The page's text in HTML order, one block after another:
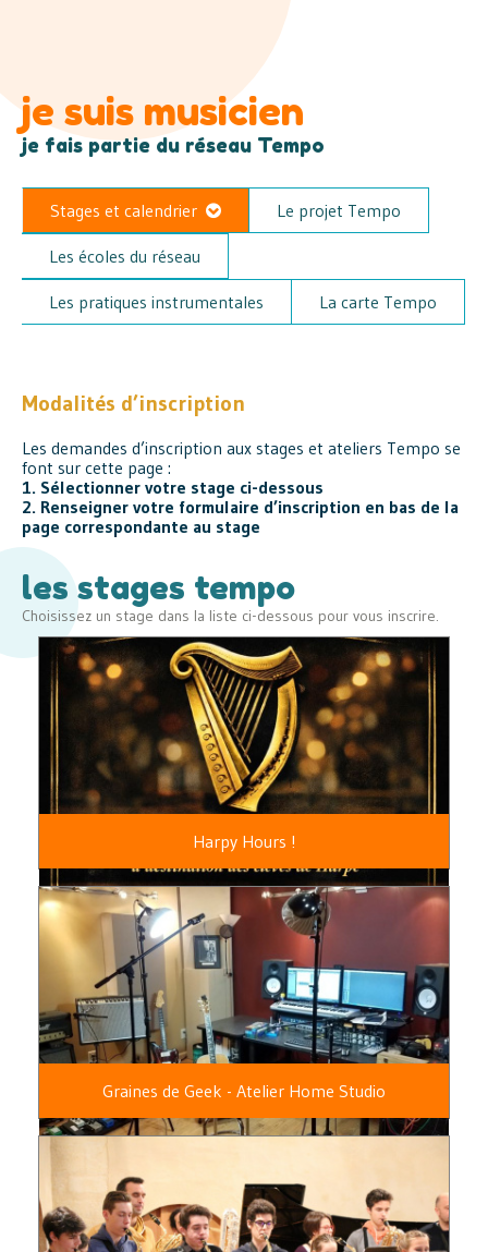
je suis musicien
je fais partie du réseau Tempo
Stages et calendrier Le projet Tempo
Les écoles du réseau
Les pratiques instrumentales La carte Tempo
Modalités d’inscription
Les demandes d’inscription aux stages et ateliers Tempo se
font sur cette page :
1. Sélectionner votre stage ci-dessous
2. Renseigner votre formulaire d’inscription en bas de la
page correspondante au stage
les stages tempo
Choisissez un stage dans la liste ci-dessous pour vous inscrire.
Harpy Hours !
Graines de Geek - Atelier Home Studio